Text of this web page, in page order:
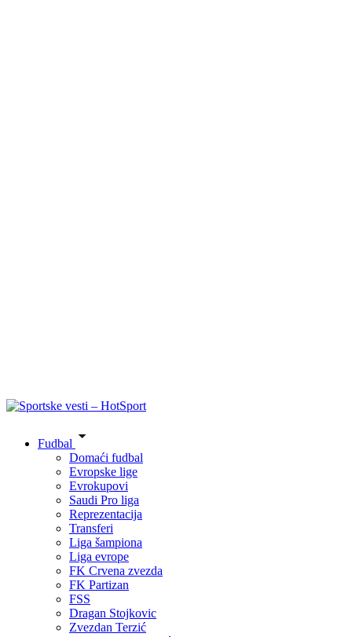
Fudbal
Domaći fudbal
Evropske lige
Evrokupovi
Saudi Pro liga
Reprezentacija
Transferi
Liga šampiona
Liga evrope
FK Crvena zvezda
FK Partizan
FSS
Dragan Stojkovic
Zvezdan Terzić